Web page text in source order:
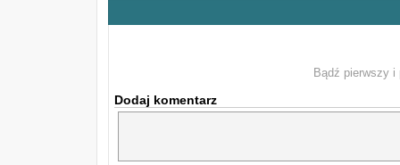
Bądź pierwszy i
Dodaj komentarz